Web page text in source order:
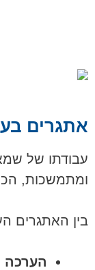
אתגרים
עבודתו של
ומתמשכות,
בין האתגרים
הערכה